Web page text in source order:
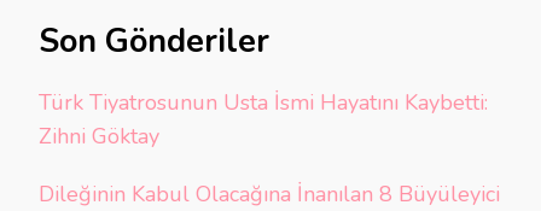
Son Gönderiler
Türk Tiyatrosunun Usta İsmi Hayatını Kaybetti:
Zihni Göktay
Dileğinin Kabul Olacağına İnanılan 8 Büyüleyici